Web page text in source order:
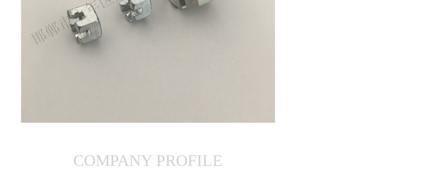
COMPANY PROFILE